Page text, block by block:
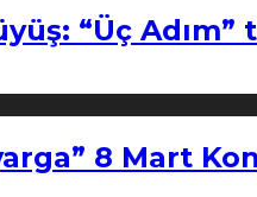
“Üç
8 Mart